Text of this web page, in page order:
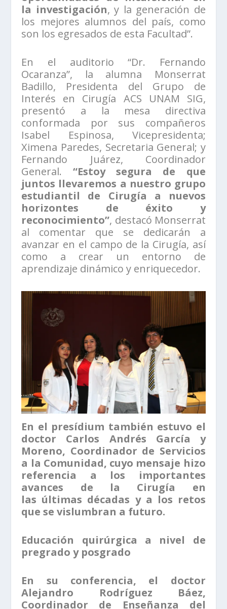
la investigación, y la generación de
los mejores alumnos del país, como
son los egresados de esta Facultad”.
En el auditorio “Dr. Fernando
Ocaranza”, la alumna Monserrat
Badillo, Presidenta del Grupo de
Interés en Cirugía ACS UNAM SIG,
presentó a la mesa directiva
conformada por sus compañeros
Isabel Espinosa, Vicepresidenta;
Ximena Paredes, Secretaria General; y
Fernando Juárez, Coordinador
General. “Estoy segura de que
juntos llevaremos a nuestro grupo
estudiantil de Cirugía a nuevos
horizontes de éxito y
reconocimiento”, destacó Monserrat
al comentar que se dedicarán a
avanzar en el campo de la Cirugía, así
como a crear un entorno de
aprendizaje dinámico y enriquecedor.
En el presídium también estuvo el
doctor Carlos Andrés García y
Moreno, Coordinador de Servicios
a la Comunidad, cuyo mensaje hizo
referencia a los importantes
avances de la Cirugía en
las últimas décadas y a los retos
que se vislumbran a futuro.
Educación quirúrgica a nivel de
pregrado y posgrado
En su conferencia, el doctor
Alejandro Rodríguez Báez,
Coordinador de Enseñanza del